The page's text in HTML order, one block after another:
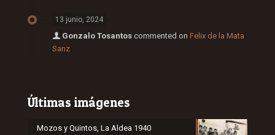
13 junio, 2024
Gonzalo Tosantos commented on Felix de la Mata
Sanz
Últimas imágenes
Mozos y Quintos, La Aldea 1940